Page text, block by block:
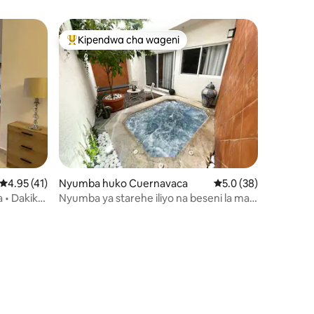
8
Ukadiriaji wa wastani wa 4.95 kati ya 5, tathmini 41
4.95 (41)
• Dakika
Kipendwa maarufu cha wageni
Kipendwa cha wageni
Nyumba huko Cuernavaca Ukadiriaji wa
5.0 (38)
Nyumba ya starehe iliyo na beseni la maji